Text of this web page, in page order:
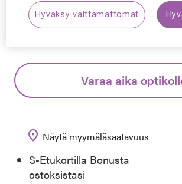
Synttäriale! Kaikki silmälasit
linssit ja kehykset.
Lue
Varaa aika
location_on Näytä myymäläsaatavuus
S-Etukortilla Bonusta
ostoksistasi
Hyväksy välttämättömät